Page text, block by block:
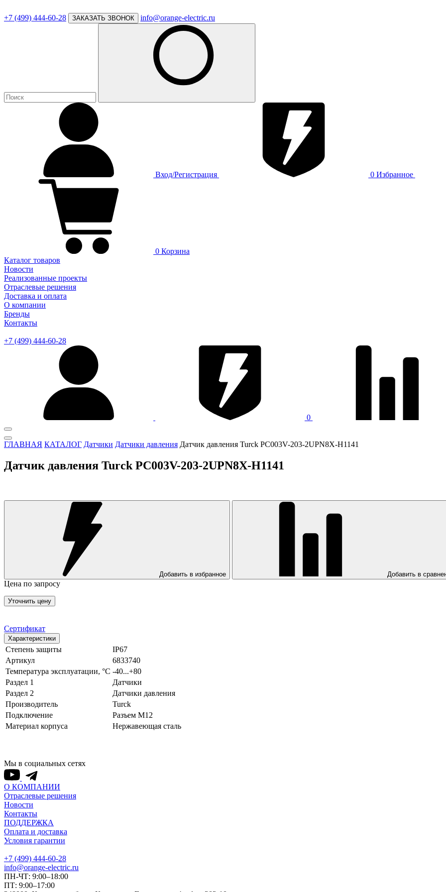
+7 (499) 444-60-28 ЗАКАЗАТЬ ЗВОНОК info@orange-electric.ru
Вход/Регистрация 0 Избранное
0 Корзина
Каталог товаров
Новости
Реализованные проекты
Отраслевые решения
Доставка и оплата
О компании
Бренды
Контакты
+7 (499) 444-60-28
0
ГЛАВНАЯ КАТАЛОГ Датчики Датчики давления Датчик давления Turck PC003V-203-2UPN8X-H1141
Датчик давления Turck PC003V-203-2UPN8X-H1141
Добавить в избранное Добавить в
Цена по запросу
Уточнить цену
Сертификат
Характеристики
Степень защиты
IP67
Артикул
6833740
Температура эксплуатации, °С -40...+80
Раздел 1
Датчики
Раздел 2
Датчики давления
Производитель
Turck
Подключение
Разъем M12
Материал корпуса
Нержавеющая сталь
Мы в социальных сетях
О КОМПАНИИ
Отраслевые решения
Новости
Контакты
ПОДДЕРЖКА
Оплата и доставка
Условия гарантии
+7 (499) 444-60-28
info@orange-electric.ru
ПН-ЧТ: 9:00–18:00
ПТ: 9:00–17:00